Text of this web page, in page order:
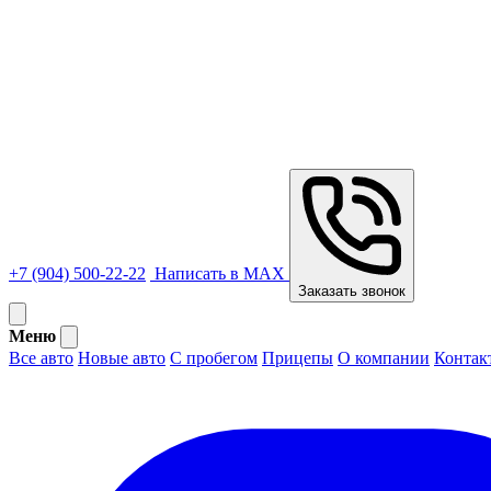
+7 (904) 500-22-22 Написать в MAX
Заказать звонок
Меню
Все авто Новые авто С пробегом Прицепы О компании